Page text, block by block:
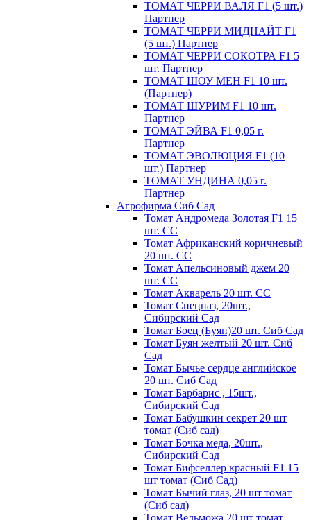
ТОМАТ ЧЕРРИ ВАЛЯ F1 (5 шт.)
Партнер
ТОМАТ ЧЕРРИ МИДНАЙТ F1
(5 шт.) Партнер
ТОМАТ ЧЕРРИ СОКОТРА F1 5
шт. Партнер
ТОМАТ ШОУ МЕН F1 10 шт.
(Партнер)
ТОМАТ ШУРИМ F1 10 шт.
Партнер
ТОМАТ ЭЙВА F1 0,05 г.
Партнер
ТОМАТ ЭВОЛЮЦИЯ F1 (10
шт.) Партнер
ТОМАТ УНДИНА 0,05 г.
Партнер
Агрофирма Сиб Сад
Томат Андромеда Золотая F1 15
шт. СС
Томат Африканский коричневый
20 шт. СС
Томат Апельсиновый джем 20
шт. СС
Томат Акварель 20 шт. СС
Томат Спецназ, 20шт.,
Сибирский Сад
Томат Боец (Буян)20 шт. Сиб Сад
Томат Бyян жeлтый 20 шт. Сиб
Сaд
Томат Бычьe cepдцe aнглийcкoe
20 шт. Сиб Сaд
Томат Барбарис , 15шт.,
Сибирский Сад
Томат Бабушкин секрет 20 шт
томат (Сиб сад)
Томат Бочка меда, 20шт.,
Сибирский Сад
Томат Бифселлер красный F1 15
шт томат (Сиб Сад)
Томат Бычий глаз, 20 шт томат
(Сиб сад)
Томат Вельможа 20 шт томат